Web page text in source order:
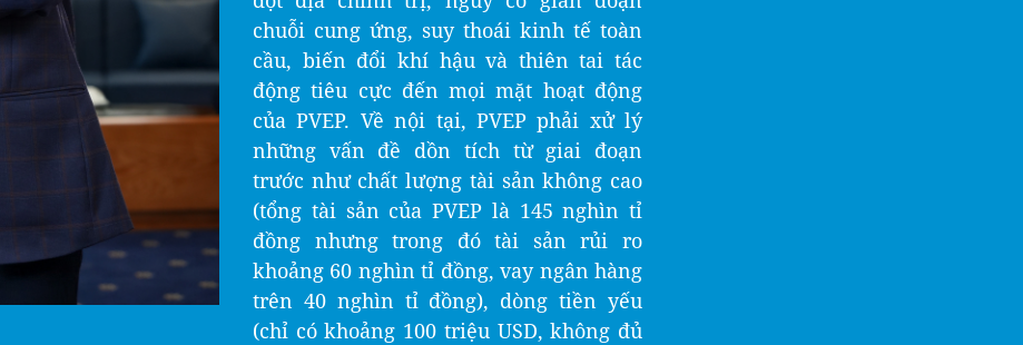
chuỗi cung ứng, suy thoái kinh tế toàn
cầu, biến đổi khí hậu và thiên tai tác
động tiêu cực đến mọi mặt hoạt động
của PVEP. Về nội tại, PVEP phải xử lý
những vấn đề dồn tích từ giai đoạn
trước như chất lượng tài sản không cao
(tổng tài sản của PVEP là 145 nghìn tỉ
đồng nhưng trong đó tài sản rủi ro
khoảng 60 nghìn tỉ đồng, vay ngân hàng
trên 40 nghìn tỉ đồng), dòng tiền yếu
(chỉ có khoảng 100 triệu USD, không đủ